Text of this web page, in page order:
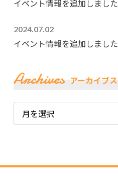
イベント情報を追加しました
2024.07.02
イベント情報を追加しました
Archives アーカイブス